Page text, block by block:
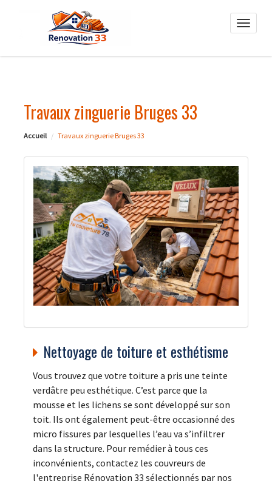
Toggle
Travaux zinguerie Bruges 33
Accueil Travaux zinguerie Bruges 33
Nettoyage de toiture et esthétisme
Vous trouvez que votre toiture a pris une teinte
verdâtre peu esthétique. C’est parce que la
mousse et les lichens se sont développé sur son
toit. Ils ont également peut-être occasionné des
micro fissures par lesquelles l’eau va s’infiltrer
dans la structure. Pour remédier à tous ces
inconvénients, contactez les couvreurs de
l'entreprise Rénovation 33 sélectionnés par nos